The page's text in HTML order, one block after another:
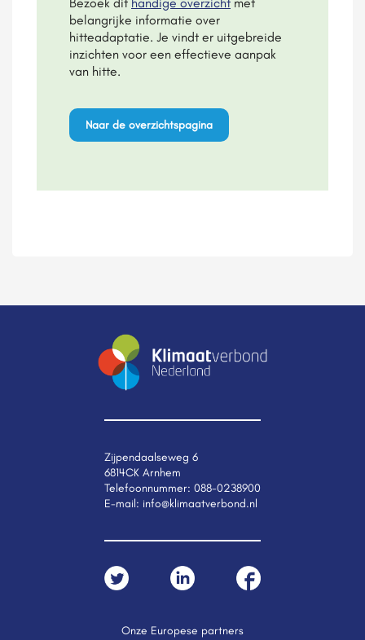
belangrijke informatie over
hitteadaptatie. Je vindt er uitgebreide
inzichten voor een effectieve aanpak
van hitte.
Naar de overzichtspagina
Zijpendaalseweg 6
6814CK Arnhem
Telefoonnummer: 088-0238900
E-mail: info@klimaatverbond.nl
Onze Europese partners